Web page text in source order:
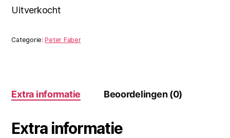
Uitverkocht
Categorie:Peter Faber
Extra informatie Beoordelingen (0)
Extra informatie